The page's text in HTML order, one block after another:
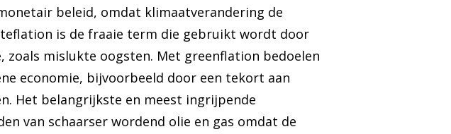
beleid, omdat klimaatverandering de
is de fraaie term die gebruikt wordt door
mislukte oogsten. Met greenflation bedoelen
economie, bijvoorbeeld door een tekort aan
Het belangrijkste en meest ingrijpende
van schaarser wordend olie en gas omdat de